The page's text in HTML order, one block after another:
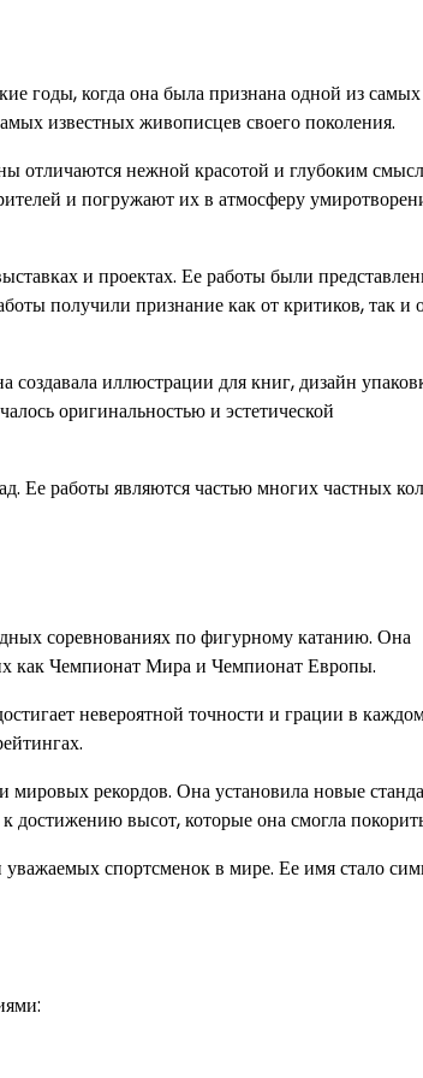
годы, когда она была признана одной из самых
известных живописцев своего поколения.
отличаются нежной красотой и глубоким
и погружают их в атмосферу
и проектах. Ее работы были
получили признание как от критиков, так и
иллюстрации для книг, дизайн
оригинальностью и эстетической
Ее работы являются частью многих частных
соревнованиях по фигурному катанию. Она
как Чемпионат Мира и Чемпионат Европы.
невероятной точности и грации в
рекордов. Она установила новые
высот, которые она смогла
спортсменок в мире. Ее имя стало